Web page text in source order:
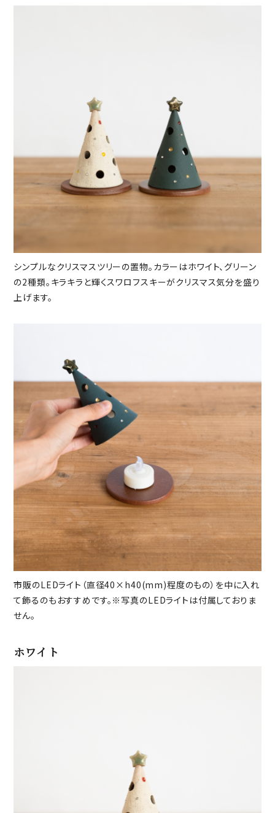
シンプルなクリスマスツリーの置物。カラーはホワイト、グリーン
の2種類。キラキラと輝くスワロフスキーがクリスマス気分を盛り
上げます。
市販のLEDライト（直径40×h40(mm)程度のもの）を中に入れ
て飾るのもおすすめです。※写真のLEDライトは付属しておりま
せん。
ホワイト